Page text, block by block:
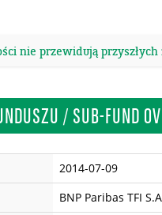
nie przewidują
/ SUB-FUND
2014-07-09
BNP Paribas TFI